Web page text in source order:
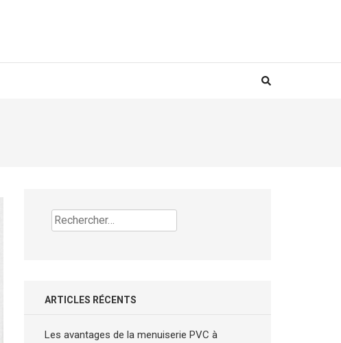
Rechercher :
ARTICLES RÉCENTS
Les avantages de la menuiserie PVC à